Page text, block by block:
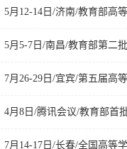
5月5-7日/南昌/教育部第二
7月26-29日/宜宾/第五届高
7月14-17日/长春/全国高等